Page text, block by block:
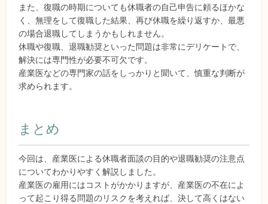
また、復職の時期についても休職者の自己申告に頼るほかな
く、無理をして復職した結果、再び休職を繰り返すか、最悪
の場合退職してしまうかもしれません。
休職や復職、退職勧奨といった問題は非常にデリケートで、
解決には専門性が必要不可欠です。
産業医などの専門家の話をしっかりと聞いて、慎重な判断が
求められます。
まとめ
今回は、産業医による休職者面談の目的や退職勧奨の注意点
についてわかりやすく解説しました。
産業医の雇用にはコストがかかりますが、産業医の不在によ
って起こり得る問題のリスクを考えれば、決して高くはない